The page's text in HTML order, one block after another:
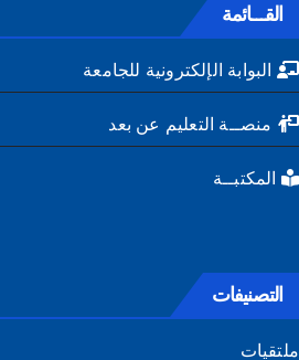
القـــائمة
البوابة الإلكترونية للجامعة
منصــة التعليم عن بعد
المكتبــة
التصنيفات